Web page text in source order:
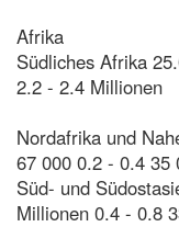
Afrika
Südliches Afrika
2.2 - 2.4 Millionen
Nordafrika und
67 000 0.2 - 0.4 35
Süd- und
Millionen 0.4 - 0.8